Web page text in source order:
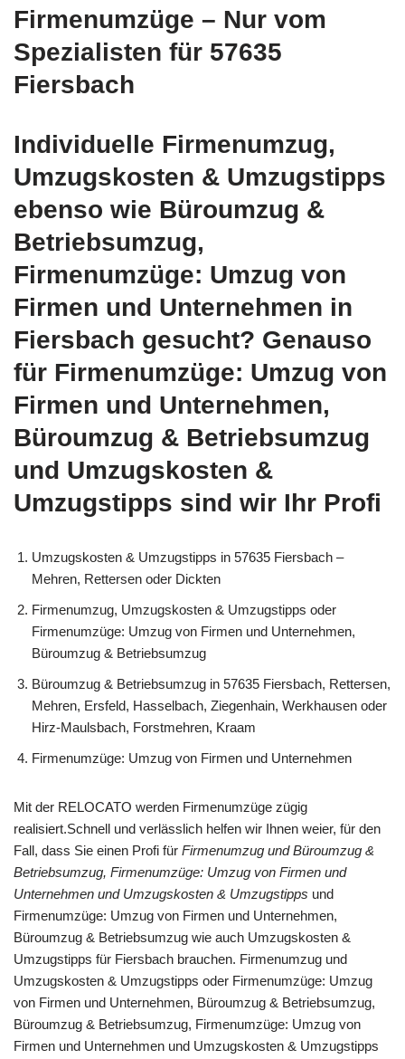
Firmenumzüge – Nur vom
Spezialisten für 57635
Fiersbach
Individuelle Firmenumzug,
Umzugskosten & Umzugstipps
ebenso wie Büroumzug &
Betriebsumzug,
Firmenumzüge: Umzug von
Firmen und Unternehmen in
Fiersbach gesucht? Genauso
für Firmenumzüge: Umzug von
Firmen und Unternehmen,
Büroumzug & Betriebsumzug
und Umzugskosten &
Umzugstipps sind wir Ihr Profi
Umzugskosten & Umzugstipps in 57635 Fiersbach –
Mehren, Rettersen oder Dickten
Firmenumzug, Umzugskosten & Umzugstipps oder
Firmenumzüge: Umzug von Firmen und Unternehmen,
Büroumzug & Betriebsumzug
Büroumzug & Betriebsumzug in 57635 Fiersbach, Rettersen,
Mehren, Ersfeld, Hasselbach, Ziegenhain, Werkhausen oder
Hirz-Maulsbach, Forstmehren, Kraam
Firmenumzüge: Umzug von Firmen und Unternehmen
Mit der RELOCATO werden Firmenumzüge zügig
realisiert.Schnell und verlässlich helfen wir Ihnen weier, für den
Fall, dass Sie einen Profi für Firmenumzug und Büroumzug &
Betriebsumzug, Firmenumzüge: Umzug von Firmen und
Unternehmen und Umzugskosten & Umzugstipps und
Firmenumzüge: Umzug von Firmen und Unternehmen,
Büroumzug & Betriebsumzug wie auch Umzugskosten &
Umzugstipps für Fiersbach brauchen. Firmenumzug und
Umzugskosten & Umzugstipps oder Firmenumzüge: Umzug
von Firmen und Unternehmen, Büroumzug & Betriebsumzug,
Büroumzug & Betriebsumzug, Firmenumzüge: Umzug von
Firmen und Unternehmen und Umzugskosten & Umzugstipps